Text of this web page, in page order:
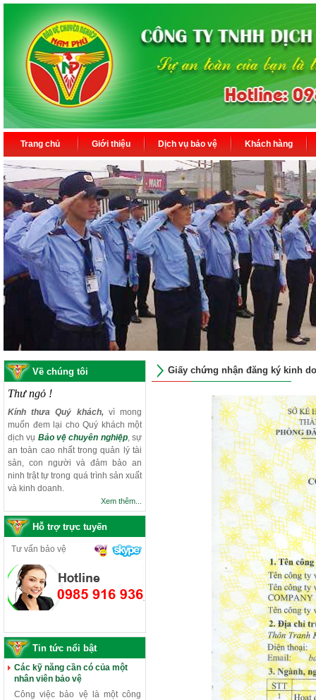
Trang chủ Giới thiệu Dịch vụ bảo vệ Khách hàng
Về chúng tôi
Thư ngỏ !
Kính thưa Quý khách,vì mong
muốn đem lại cho Quý khách một
dịch vụ Bảo vệ chuyên nghiệp, sự
an toàn cao nhất trong quản lý tài
sản, con người và đảm bảo an
ninh trật tự trong quá trình sản xuất
và kinh doanh.
Xem thêm...
Hỗ trợ trực tuyến
Tư vấn bảo vệ
Tin tức nổi bật
Các kỹ năng cần có của một
nhân viên bảo vệ
Công việc bảo vệ là một công
Giấy chứng nhận đăng ký kinh